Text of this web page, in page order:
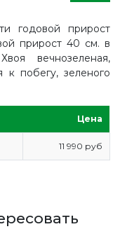
годовой прирост
прирост 40 см. в
вечнозеленая,
к побегу, зеленого
Цена
11 990 руб